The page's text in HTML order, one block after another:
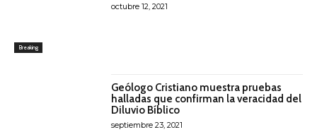
Breaking
octubre 12, 2021
Geólogo Cristiano muestra pruebas
halladas que confirman la veracidad del
Diluvio Bíblico
septiembre 23, 2021